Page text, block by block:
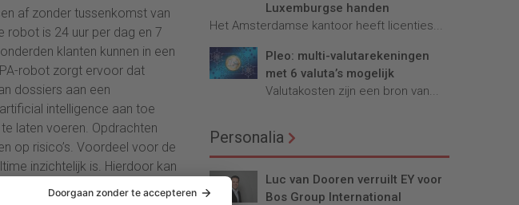
af zonder tussenkomst van
is 24 uur per dag en 7
klanten kunnen in een
robot zorgt ervoor dat
dossiers aan een
intelligence aan toe
laten voeren. Opdrachten
op risico’s. Voordeel voor de
inzichtelijk is. Hierdoor kan
Luxemburgse handen
Het Amsterdamse kantoor heeft licenties...
Pleo: multi-valutarekeningen
met 6 valuta’s mogelijk
Valutakosten zijn een bron van...
Personalia
Luc van Dooren verruilt EY voor
Bos Group International